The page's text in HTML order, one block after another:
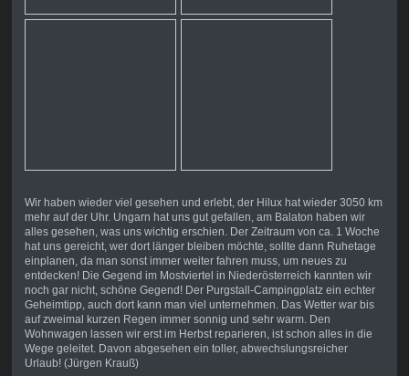
Wir haben wieder viel gesehen und erlebt, der Hilux hat wieder 3050 km
mehr auf der Uhr. Ungarn hat uns gut gefallen, am Balaton haben wir
alles gesehen, was uns wichtig erschien. Der Zeitraum von ca. 1 Woche
hat uns gereicht, wer dort länger bleiben möchte, sollte dann Ruhetage
einplanen, da man sonst immer weiter fahren muss, um neues zu
entdecken! Die Gegend im Mostviertel in Niederösterreich kannten wir
noch gar nicht, schöne Gegend! Der Purgstall-Campingplatz ein echter
Geheimtipp, auch dort kann man viel unternehmen. Das Wetter war bis
auf zweimal kurzen Regen immer sonnig und sehr warm. Den
Wohnwagen lassen wir erst im Herbst reparieren, ist schon alles in die
Wege geleitet. Davon abgesehen ein toller, abwechslungsreicher
Urlaub! (Jürgen Krauß)